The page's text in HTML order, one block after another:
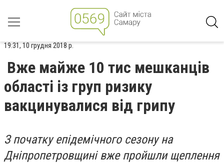
19:31, 10 грудня 2018 р.
Вже майже 10 тис мешканців
області із груп ризику
вакцинувалися від грипу
З початку епідемічного сезону на
Дніпропетровщині вже пройшли щеплення